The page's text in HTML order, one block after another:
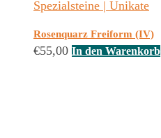
Spezialsteine | Unikate
Rosenquarz Freiform (IV)
€55,00 In den Warenkorb